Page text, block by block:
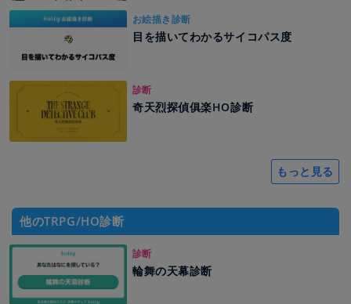
お絵描き診断
目を描いてわかるサイコパス度
診断
奇天烈探偵俱楽HO診断
もっと見る
他のTRPG/HO診断
診断
輪舞の天幕診断